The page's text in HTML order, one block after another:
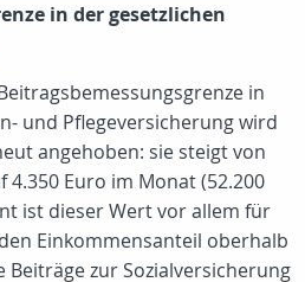
in der gesetzlichen
in
und Pflegeversicherung wird
angehoben: sie steigt von
4.350 Euro im Monat (52.200
ist dieser Wert vor allem für
Einkommensanteil oberhalb
Beiträge zur Sozialversicherung